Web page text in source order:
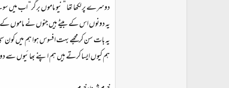
دوسرے پر لکھا تھا ” نیو ماموں برگر“ اب میں
یہ دونوں اس کے بیٹے ہیں جنوں نے ماموں
یہ بات سن کر مجھے بہت افسوس ہوا ہم میں
ہم کیوں ایسا کرتے ہیں ہم اپنے بھائیوں سے